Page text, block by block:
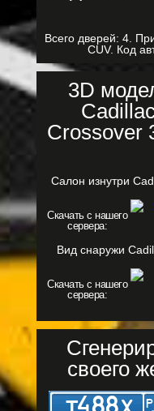
Всего дверей: 4.
CUV. Код
3D
Crossover
Салон изнутри
Скачать с нашего
сервера:
Вид снаружи
Скачать с нашего
сервера:
своего